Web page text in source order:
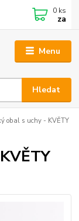
Menu
Hledat
0 ks
za
obal s uchy - KVĚTY